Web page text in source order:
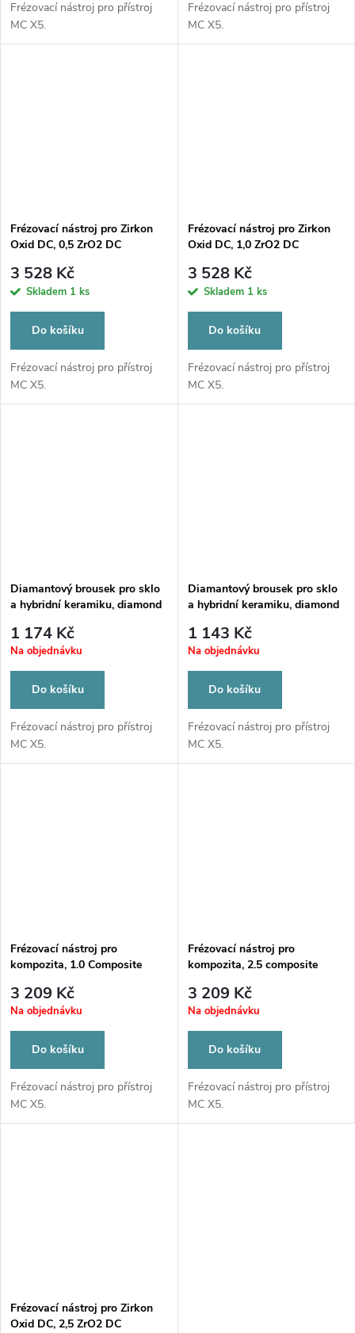
Frézovací nástroj pro přístroj
MC X5.
Frézovací nástroj pro přístroj
MC X5.
Frézovací nástroj pro Zirkon
Oxid DC, 0,5 ZrO2 DC
3 528 Kč
Skladem 1 ks
Do košíku
Frézovací nástroj pro přístroj
MC X5.
Frézovací nástroj pro Zirkon
Oxid DC, 1,0 ZrO2 DC
3 528 Kč
Skladem 1 ks
Do košíku
Frézovací nástroj pro přístroj
MC X5.
Diamantový brousek pro sklo
a hybridní keramiku, diamond
1 174 Kč
Na objednávku
Do košíku
Frézovací nástroj pro přístroj
MC X5.
Diamantový brousek pro sklo
a hybridní keramiku, diamond
1 143 Kč
Na objednávku
Do košíku
Frézovací nástroj pro přístroj
MC X5.
Frézovací nástroj pro
kompozita, 1.0 Composite
3 209 Kč
Na objednávku
Do košíku
Frézovací nástroj pro přístroj
MC X5.
Frézovací nástroj pro
kompozita, 2.5 composite
3 209 Kč
Na objednávku
Do košíku
Frézovací nástroj pro přístroj
MC X5.
Frézovací nástroj pro Zirkon
Oxid DC, 2,5 ZrO2 DC